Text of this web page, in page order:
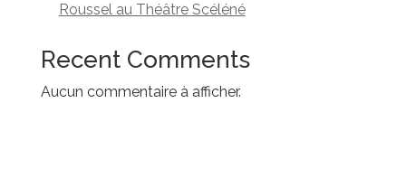
Roussel au Théâtre Scéléné
Recent Comments
Aucun commentaire à afficher.